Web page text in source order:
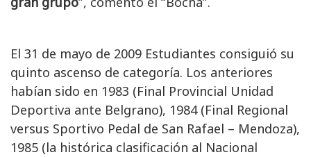
El 31 de mayo de 2009 Estudiantes consiguió su
quinto ascenso de categoría. Los anteriores
habían sido en 1983 (Final Provincial Unidad
Deportiva ante Belgrano), 1984 (Final Regional
versus Sportivo Pedal de San Rafael – Mendoza),
1985 (la histórica clasificación al Nacional